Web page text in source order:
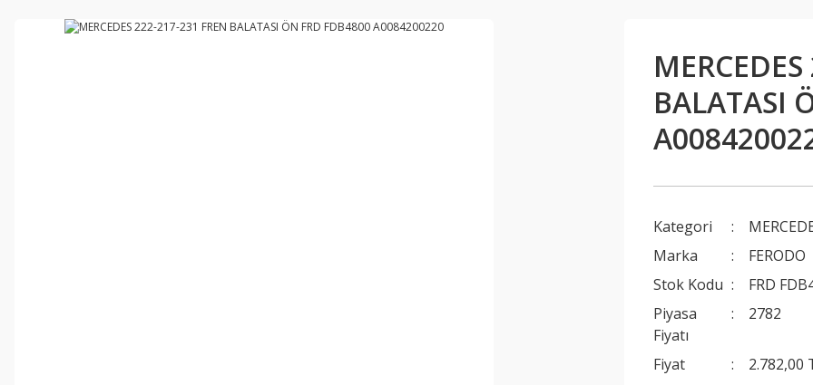
BALATASI
Kategori
Marka
FERODO
Stok Kodu
FRD
Piyasa
Fiyatı
2782
Fiyat
2.782,00